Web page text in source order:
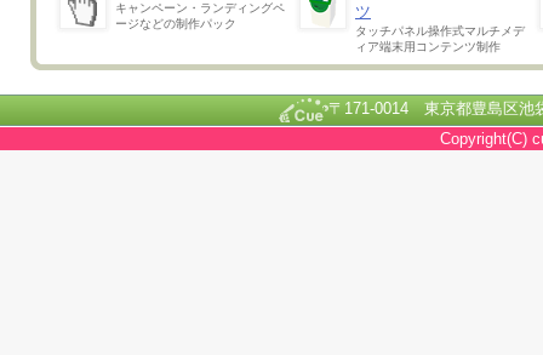
キャンペーン・ランディングペ
ージなどの制作パック
ツ
タッチパネル操作式マルチメデ
ィア端末用コンテンツ制作
〒171-0014 東京都豊島区池
Copyright(C)